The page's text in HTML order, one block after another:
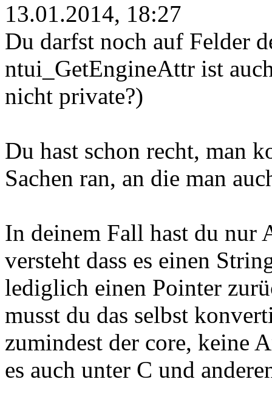
13.01.2014, 18:27
Du darfst noch auf Felder
ntui_GetEngineAttr ist
nicht private?)
Du hast schon recht, man
Sachen ran, an die man
In deinem Fall hast du nur
versteht dass es einen
lediglich einen Pointer
musst du das selbst
zumindest der core, keine
es auch unter C und